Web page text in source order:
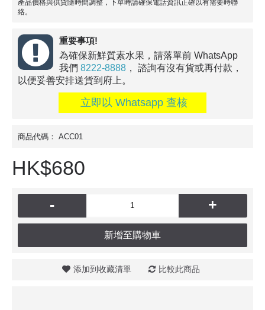
產品價格與供貨隨時間調整，下單時請確保電話資訊正確以有需要時聯
絡。
重要事項!
為確保新鮮質素水果，請落單前 WhatsApp
我們 8222-8888 ， 諮詢有沒有貨或再付款，
以便妥善安排送貨到府上。
立即以 Whatsapp 查核
商品代碼： ACC01
HK$680
- +
新增至購物車
添加到收藏清單 比較此商品